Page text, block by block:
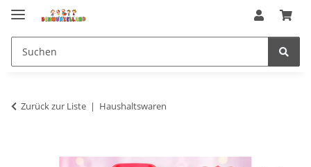
Zurück zur Liste Haushaltswaren